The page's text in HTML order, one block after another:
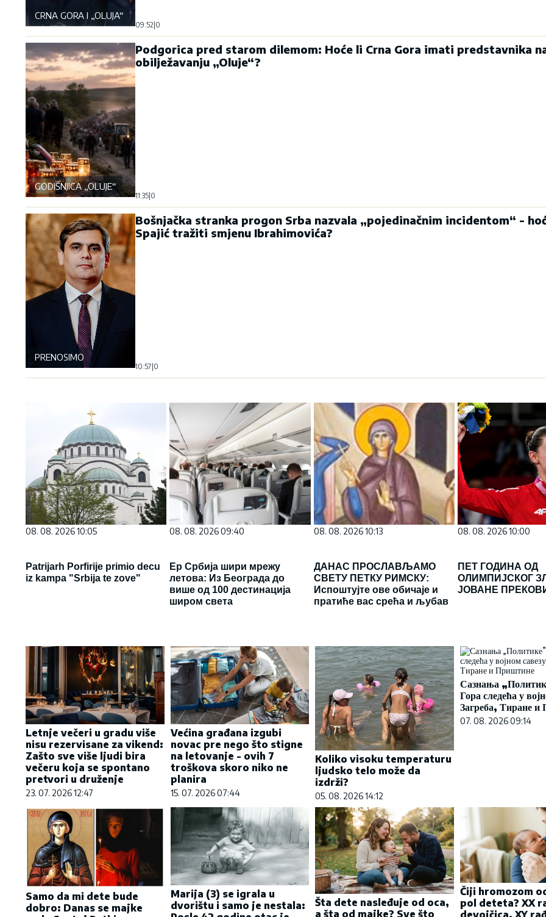
CRNA GORA I „OLUJA“
09:52 0
GODIŠNJICA „OLUJE“
Podgorica pred starom dilemom: Hoće li Crna Gora imati predstavnika
obilježavanju „Oluje“?
11:35 0
PRENOSIMO
Bošnjačka stranka progon Srba nazvala „pojedinačnim incidentom“ -
Spajić tražiti smjenu Ibrahimovića?
10:57 0
08. 08. 2026 10:05
Patrijarh Porfirije primio decu
iz kampa "Srbija te zove"
08. 08. 2026 09:40
Ер Србија шири мрежу
летова: Из Београда до
више од 100 дестинација
широм света
08. 08. 2026 10:13
ДАНАС ПРОСЛАВЉАМО
СВЕТУ ПЕТКУ РИМСКУ:
Испоштујте ове обичаје и
пратиће вас срећа и љубав
08. 08. 2026 10:00
ПЕТ ГОДИНА ОД
ОЛИМПИЈСКОГ
ЈОВАНЕ
Letnje večeri u gradu više
nisu rezervisane za vikend:
Zašto sve više ljudi bira
večeru koja se spontano
pretvori u druženje
23. 07. 2026 12:47
Većina građana izgubi
novac pre nego što stigne
na letovanje - ovih 7
troškova skoro niko ne
planira
15. 07. 2026 07:44
Koliko visoku temperaturu
ljudsko telo može da
izdrži?
05. 08. 2026 14:12
Сазнања
Гора следећа у
Загреба, Тиране
07. 08. 2026 09:14
Samo da mi dete bude
dobro: Danas se majke
Marija (3) se igrala u
dvorištu i samo je nestala:
Šta dete nasleđuje od oca,
a šta od majke? Sve što
Čiji hromozom
pol deteta? XX
devojčica, XY